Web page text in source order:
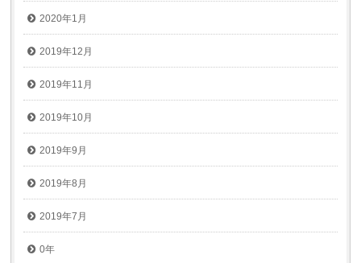
2020年1月
2019年12月
2019年11月
2019年10月
2019年9月
2019年8月
2019年7月
0年